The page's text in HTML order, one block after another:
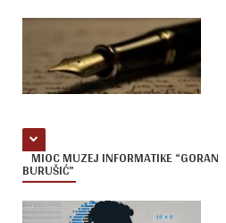
MIOC MUZEJ INFORMATIKE “GORAN
BURUŠIĆ”